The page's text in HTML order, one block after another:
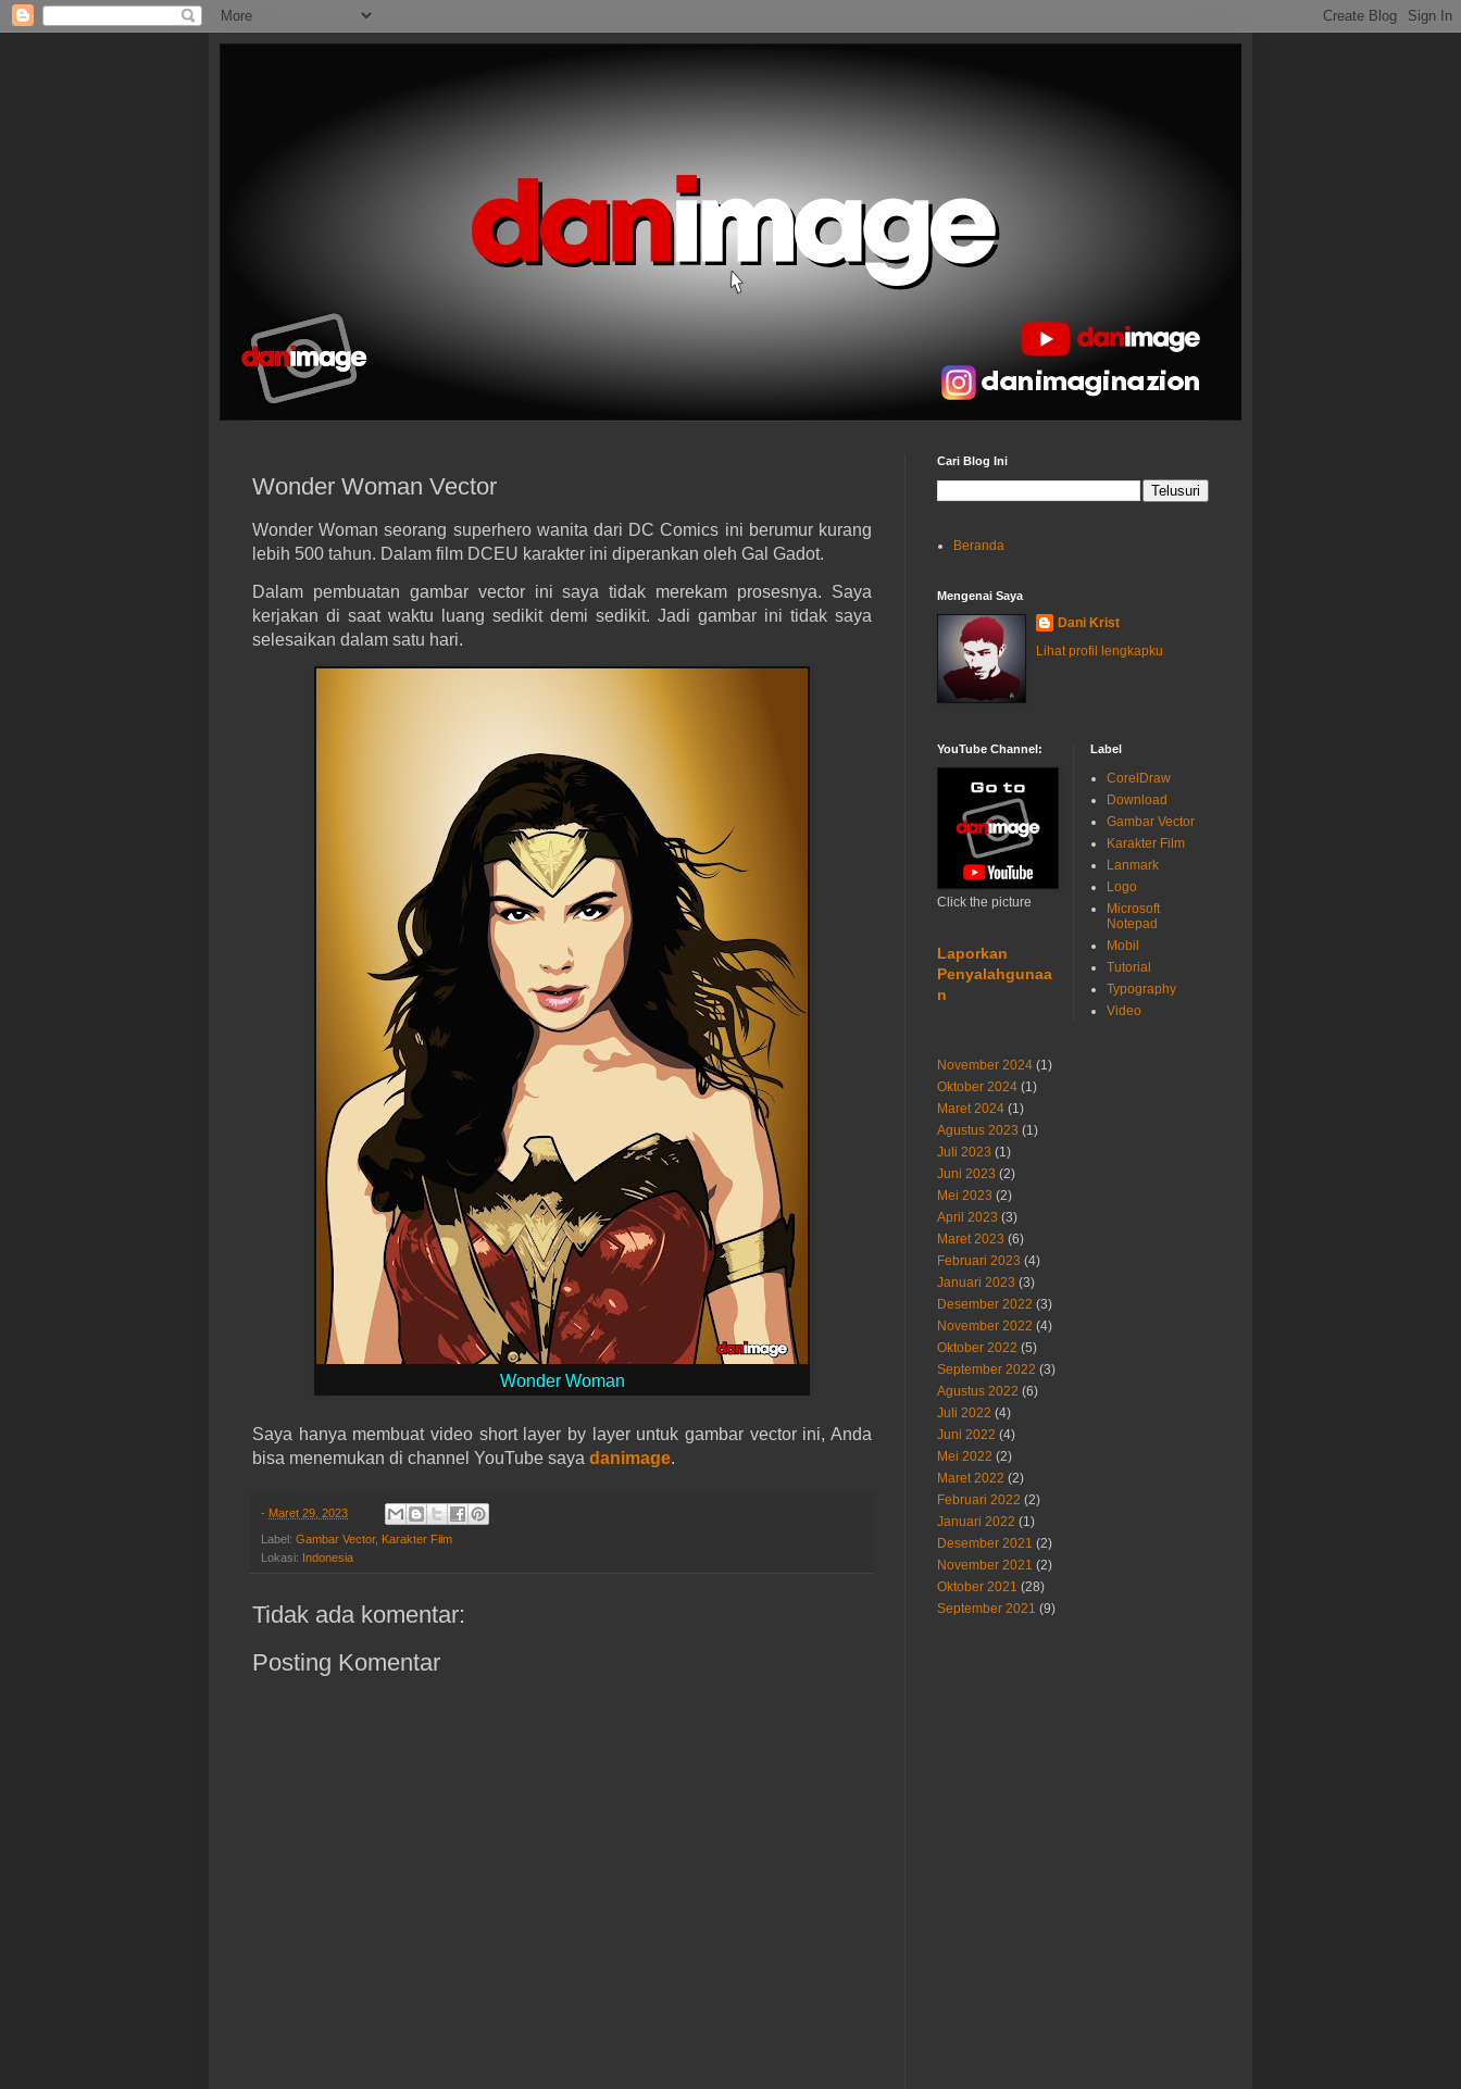
Wonder Woman Vector
Wonder Woman seorang superhero wanita dari DC Comics ini berumur kurang
lebih 500 tahun. Dalam film DCEU karakter ini diperankan oleh Gal Gadot.
Dalam pembuatan gambar vector ini saya tidak merekam prosesnya. Saya
kerjakan di saat waktu luang sedikit demi sedikit. Jadi gambar ini tidak saya
selesaikan dalam satu hari.
Wonder Woman
Saya hanya membuat video short layer by layer untuk gambar vector ini, Anda
bisa menemukan di channel YouTube saya danimage.
- Maret 29, 2023
Label: Gambar Vector, Karakter Film
Lokasi: Indonesia
Tidak ada komentar:
Posting Komentar
Cari Blog Ini
Beranda
Mengenai Saya
Dani Krist
Lihat profil lengkapku
YouTube Channel:
Click the picture
Laporkan
Penyalahgunaa
n
Label
CorelDraw
Download
Gambar Vector
Karakter Film
Lanmark
Logo
Microsoft
Notepad
Mobil
Tutorial
Typography
Video
November 2024 (1)
Oktober 2024 (1)
Maret 2024 (1)
Agustus 2023 (1)
Juli 2023 (1)
Juni 2023 (2)
Mei 2023 (2)
April 2023 (3)
Maret 2023 (6)
Februari 2023 (4)
Januari 2023 (3)
Desember 2022 (3)
November 2022 (4)
Oktober 2022 (5)
September 2022 (3)
Agustus 2022 (6)
Juli 2022 (4)
Juni 2022 (4)
Mei 2022 (2)
Maret 2022 (2)
Februari 2022 (2)
Januari 2022 (1)
Desember 2021 (2)
November 2021 (2)
Oktober 2021 (28)
September 2021 (9)